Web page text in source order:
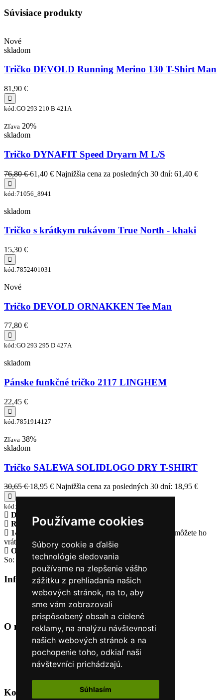
Používame cookies
Súbory cookie a ďalšie
technológie sledovania
používame na zlepšenie vášho
zážitku z prehliadania našich
webových stránok, na to, aby
sme vám zobrazovali
prispôsobený obsah a cielené
reklamy, na analýzu návštevnosti
našich webových stránok a na
pochopenie toho, odkiaľ naši
návštevníci prichádzajú.
Súhlasím
Súvisiace produkty
Nové
skladom
Tričko DEVOLD Running Merino 130 T-Shirt Man
81,90 €
kód:GO 293 210 B 421A
Zľava 20%
skladom
Tričko DYNAFIT Speed Dryarn M L/S
76,80 €61,40 € Najnižšia cena za posledných 30 dní: 61,40 €
kód:71056_8941
skladom
Tričko s krátkym rukávom True North - khaki
15,30 €
kód:7852401031
Nové
Tričko DEVOLD ORNAKKEN Tee Man
77,80 €
kód:GO 293 295 D 427A
skladom
Pánske funkčné tričko 2117 LINGHEM
22,45 €
kód:7851914127
Zľava 38%
skladom
Tričko SALEWA SOLIDLOGO DRY T-SHIRT
30,65 €18,95 € Najnižšia cena za posledných 30 dní: 18,95 €
kód:27018_8989
Doprava zadarmo
pri objednávke nad 230€
Rýchle dodanieTovar Vám odošleme do 24 hodín
14 Dní na vrátenie tovaru
Ak Vám tovar nesadne, môžete ho
vrátiť
Otvorené celý týždeň
Po - pia: 8:30 - 16:30
So: 9:00 - 12:00
Informácie+
O nás
Kontakt
O nás +
Úvod
Obchodné podmienky
Nákup na splátky cez Quatro
Kontakt